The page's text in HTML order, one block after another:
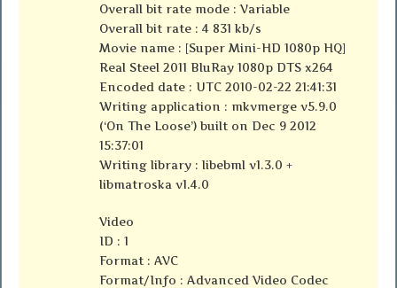
Overall bit rate mode : Variable
Overall bit rate : 4 831 kb/s
Movie name : [Super Mini-HD 1080p HQ]
Real Steel 2011 BluRay 1080p DTS x264
Encoded date : UTC 2010-02-22 21:41:31
Writing application : mkvmerge v5.9.0
(‘On The Loose’) built on Dec 9 2012
15:37:01
Writing library : libebml v1.3.0 +
libmatroska v1.4.0
Video
ID : 1
Format : AVC
Format/Info : Advanced Video Codec